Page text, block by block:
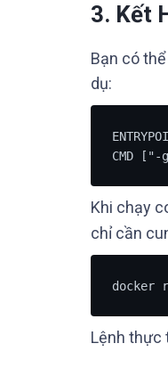
3. Kết
Bạn có
dụ:
CMD
Khi chạy
chỉ cần
docker
Lệnh thực